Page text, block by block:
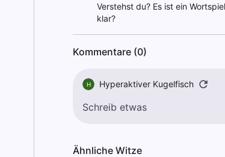
Verstehst du? Es ist ein
klar?
Kommentare (0)
H Hyperaktiver Kugelfisch
Ähnliche Witze